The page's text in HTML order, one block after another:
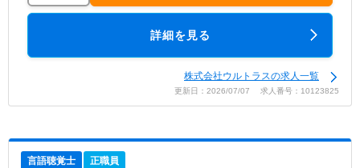
詳細を見る
株式会社ウルトラスの求人一覧
更新日：2026/07/07 求人番号：10123825
言語聴覚士 正職員